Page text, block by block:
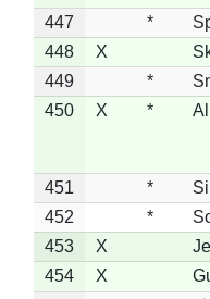
447
*
448
X
449
*
450
X *
451 *
452
*
453
X
454
X